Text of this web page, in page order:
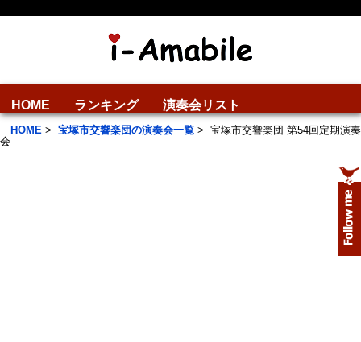
HOME ランキング 演奏会リスト
HOME > 宝塚市交響楽団の演奏会一覧 > 宝塚市交響楽団 第54回定期演奏
会